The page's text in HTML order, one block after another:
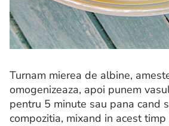
Turnam mierea de albine,
omogenizeaza, apoi punem
pentru 5 minute sau pana cand
compozitia, mixand in acest